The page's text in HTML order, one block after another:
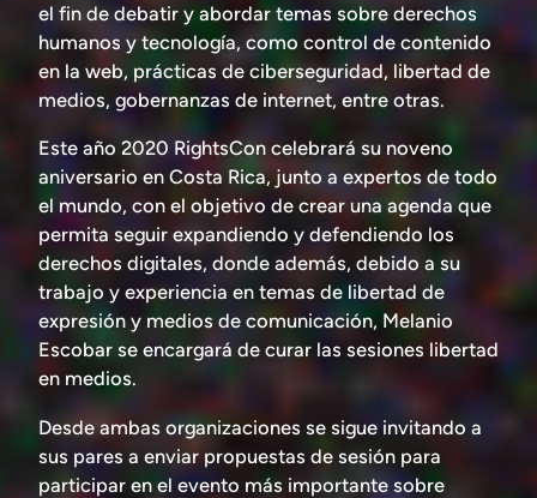
el fin de debatir y abordar temas sobre derechos
humanos y tecnología, como control de contenido
en la web, prácticas de ciberseguridad, libertad de
medios, gobernanzas de internet, entre otras.
Este año 2020 RightsCon celebrará su noveno
aniversario en Costa Rica, junto a expertos de todo
el mundo, con el objetivo de crear una agenda que
permita seguir expandiendo y defendiendo los
derechos digitales, donde además, debido a su
trabajo y experiencia en temas de libertad de
expresión y medios de comunicación, Melanio
Escobar se encargará de curar las sesiones libertad
en medios.
Desde ambas organizaciones se sigue invitando a
sus pares a enviar propuestas de sesión para
participar en el evento más importante sobre